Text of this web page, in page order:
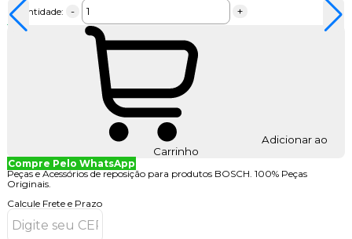
Quantidade:
- +
Adicionar ao
Carrinho
Compre Pelo WhatsApp
Peças e Acessórios de reposição para produtos BOSCH. 100% Peças
Originais.
Calcule Frete e Prazo